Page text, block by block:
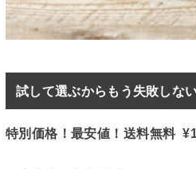
試して選ぶからもう失敗しな
特別価格！最安値！送料無料